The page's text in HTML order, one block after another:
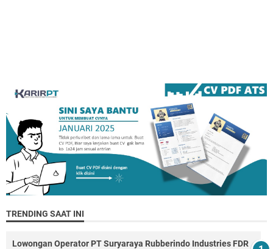
TRENDING SAAT INI
Lowongan Operator PT Suryaraya Rubberindo Industries FDR